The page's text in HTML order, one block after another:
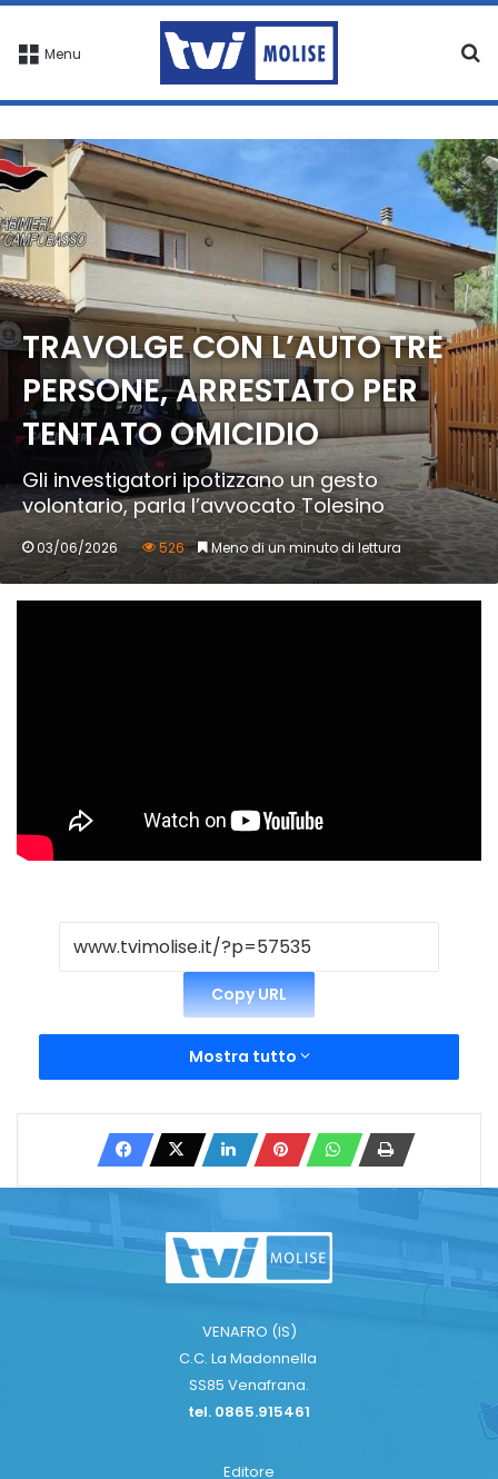
Menu
TRAVOLGE CON L’AUTO TRE
PERSONE, ARRESTATO PER
TENTATO OMICIDIO
Gli investigatori ipotizzano un gesto
volontario, parla l’avvocato Tolesino
03/06/2026 526 Meno di un minuto di lettura
Copy URL
Mostra tutto
VENAFRO (IS)
C.C. La Madonnella
SS85 Venafrana.
tel. 0865.915461
Editore